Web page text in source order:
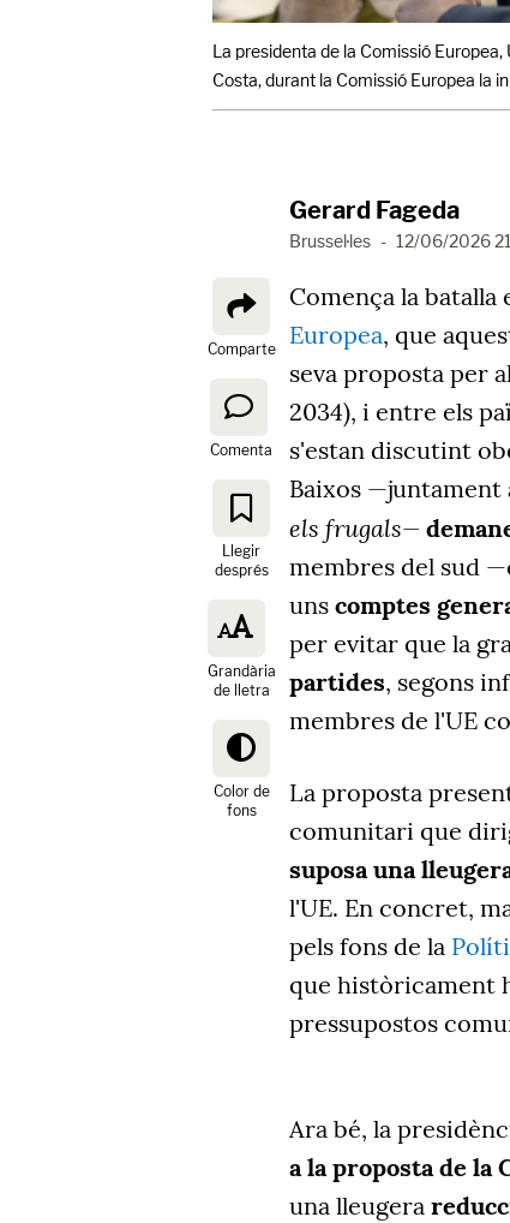
La presidenta de la Comissió
Costa, durant la Comissió Europea la
Gerard Fageda
Brussel·les - 12/06/2026
Comparte
Comenta
Llegir
després
Grandària
de lletra
Color de
fons
Comença la batalla
Europea, que
seva proposta per
2034), i entre els
s'estan discutint
Baixos —juntament
els frugals—
membres del sud
uns comptes
per evitar que la
partides, segons
membres de l'UE
La proposta
comunitari que
suposa una
l'UE. En concret,
pels fons de la
que històricament
pressupostos
Ara bé, la
a la proposta de la
una lleugera